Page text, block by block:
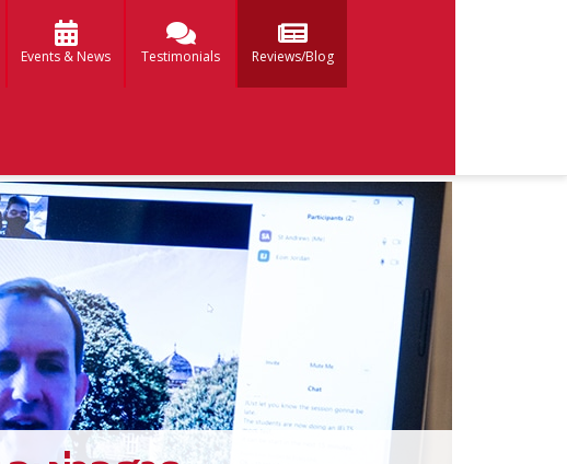
Events & News Testimonials Reviews/Blog